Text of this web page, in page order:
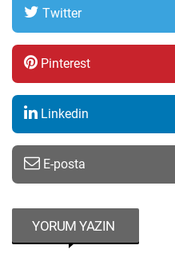
Twitter
Pinterest
Linkedin
E-posta
YORUM YAZIN